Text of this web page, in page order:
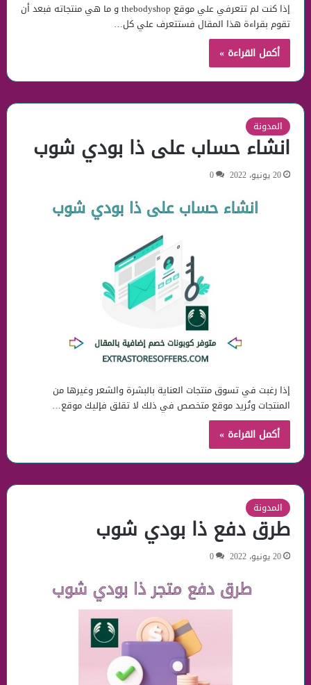
إذا كنت لم تتعرفي علي موقع thebodyshop و ما هي منتجاته فبعد أن
تقوم بقراءة هذا المقال فستتعرف علي كل…
أكمل القراءة »
المدونة
انشاء حساب على ذا بودي شوب
20 يونيو، 2022 0
إذا رغبت في تسوق منتجات العناية بالبشرة والشعر وغيرها من
المنتجات وتُريد موقع متخصص في ذلك لا تقلق فإليك موقع…
أكمل القراءة »
المدونة
طرق دفع ذا بودي شوب
20 يونيو، 2022 0